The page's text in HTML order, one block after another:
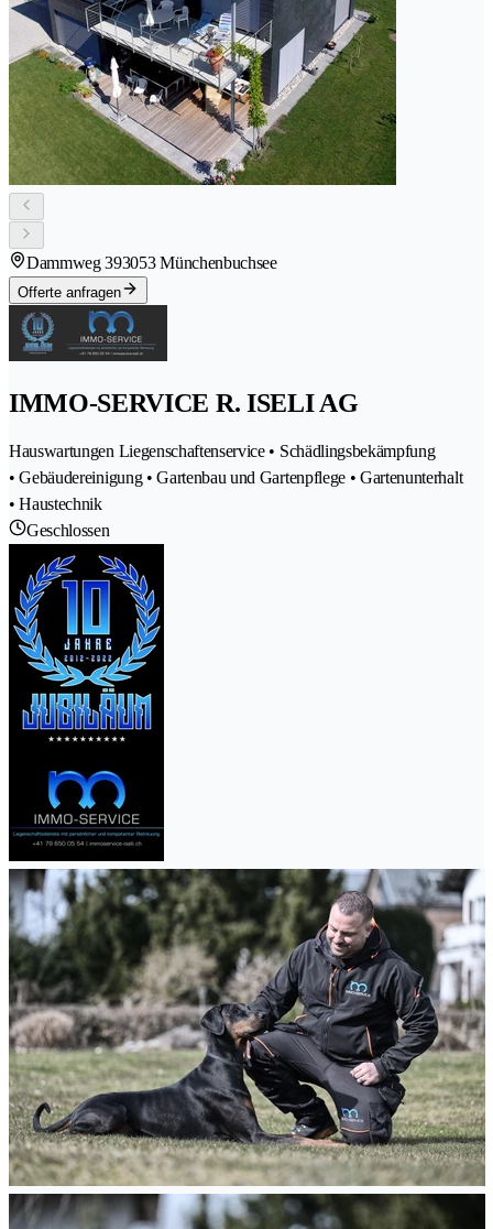
Dammweg 393053 Münchenbuchsee
Offerte anfragen
IMMO-SERVICE R. ISELI AG
Hauswartungen Liegenschaftenservice • Schädlingsbekämpfung
• Gebäudereinigung • Gartenbau und Gartenpflege • Gartenunterhalt
• Haustechnik
Geschlossen